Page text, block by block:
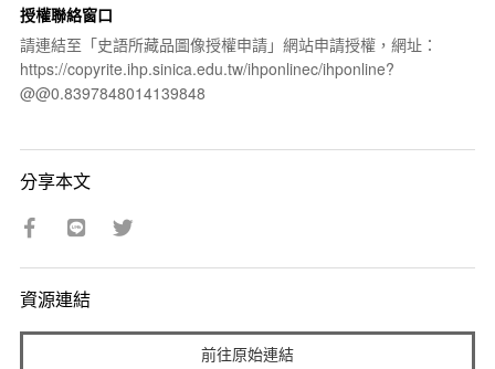
授權聯絡窗口
請連結至「史語所藏品圖像授權申請」網站申請授權，網址：
https://copyrite.ihp.sinica.edu.tw/ihponlinec/ihponline?
@@0.8397848014139848
分享本文
資源連結
前往原始連結